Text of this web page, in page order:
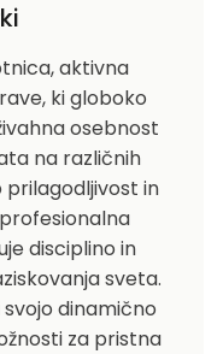
aktivna
ki globoko
osebnost
na različnih
prilagodljivost in
disciplino in
sveta.
svojo dinamično
za pristna